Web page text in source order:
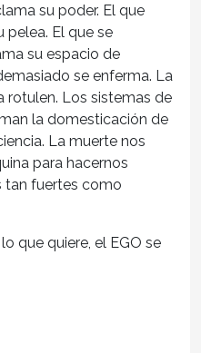
su poder. El que
pelea. El que se
su espacio de
se enferma. La
rotulen. Los sistemas de
la domesticación de
La muerte nos
para hacernos
tan fuertes como
que quiere, el EGO se